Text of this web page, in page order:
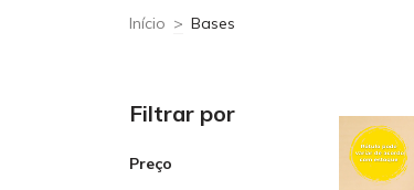
Início > Bases
Filtrar por
Preço